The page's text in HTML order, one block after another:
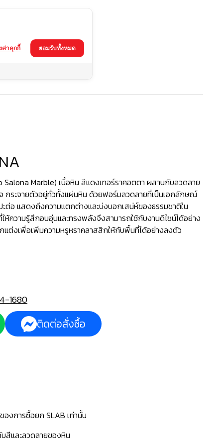
Salona Marble) เนื้อหิน สีแดงเทอร์ราคอตตา ผสานกับลวดลาย
จ กระจายตัวอยู่ทั่วทั้งแผ่นหิน ด้วยฟอร์มลวดลายที่เป็นเอกลักษณ์
ะต่อ แสดงถึงความแตกต่างและบ่งบอกเสน่ห์ของธรรมชาติใน
ห้ความรู้สึกอบอุ่นและทรงพลังจึงสามารถใช้กับงานดีไซน์ได้อย่าง
แต่งเพื่อเพิ่มความหรูหราคลาสสิกให้กับพื้นที่ได้อย่างลงตัว
1680
ติดต่อสั่งซื้อ
องการซื้อยก SLAB เท่านั้น
สีและลวดลายของหิน
ยอมรับทั้งหมด
ค่าคุกกี้